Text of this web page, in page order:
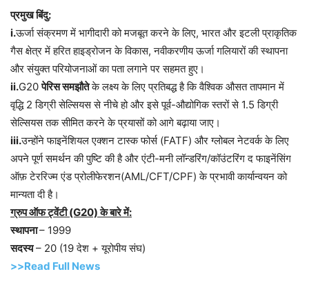
प्रमुख बिंदु:
i.ऊर्जा संक्रमण में भागीदारी को मजबूत करने के लिए, भारत और इटली प्राकृतिक
गैस क्षेत्र में हरित हाइड्रोजन के विकास, नवीकरणीय ऊर्जा गलियारों की स्थापना
और संयुक्त परियोजनाओं का पता लगाने पर सहमत हुए।
ii.G20पेरिस समझौतेके लक्ष्य के लिए प्रतिबद्ध है कि वैश्विक औसत तापमान में
वृद्धि 2 डिग्री सेल्सियस से नीचे हो और इसे पूर्व-औद्योगिक स्तरों से 1.5 डिग्री
सेल्सियस तक सीमित करने के प्रयासों को आगे बढ़ाया जाए।
iii.उन्होंने फाइनेंशियल एक्शन टास्क फोर्स (FATF) और ग्लोबल नेटवर्क के लिए
अपने पूर्ण समर्थन की पुष्टि की है और एंटी-मनी लॉन्डरिंग/कॉउंटरिंग द फाइनेंसिंग
ऑफ़ टेररिज्म एंड प्रोलीफेरशन(AML/CFT/CPF) के प्रभावी कार्यान्वयन को
मान्यता दी है।
ग्रुप ऑफ ट्वेंटी (G20) के बारे में:
स्थापना– 1999
सदस्य– 20 (19 देश + यूरोपीय संघ)
>>Read Full News